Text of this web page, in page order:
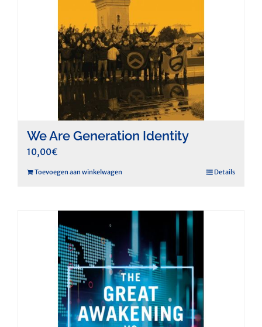
We Are Generation Identity
10,00€
Toevoegen aan winkelwagen Details